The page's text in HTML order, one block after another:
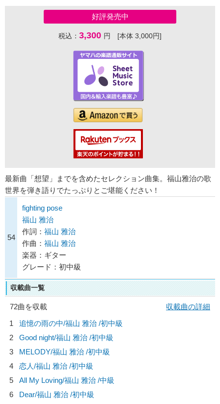
好評発売中
税込： 3,300 円 [本体 3,000円]
最新曲「想望」までを含めたセレクション曲集。福山雅治の歌
世界を弾き語りでたっぷりとご堪能ください！
54
fighting pose
福山 雅治
作詞： 福山 雅治
作曲： 福山 雅治
楽器：ギター
グレード：初中級
収載曲一覧
72曲を収載
収載曲の詳細
1
追憶の雨の中/福山 雅治 /初中級
2
Good night/福山 雅治 /初中級
3
MELODY/福山 雅治 /初中級
4
恋人/福山 雅治 /初中級
5
All My Loving/福山 雅治 /中級
6
Dear/福山 雅治 /初中級